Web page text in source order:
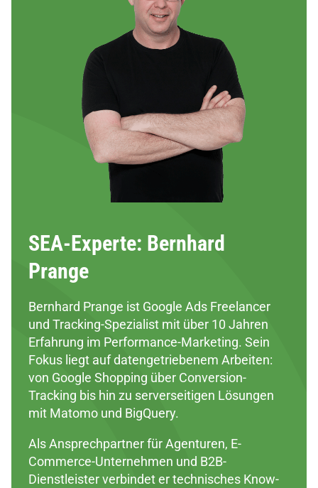
SEA-Experte: Bernhard
Prange
Bernhard Prange ist Google Ads Freelancer
und Tracking-Spezialist mit über 10 Jahren
Erfahrung im Performance-Marketing. Sein
Fokus liegt auf datengetriebenem Arbeiten:
von Google Shopping über Conversion-
Tracking bis hin zu serverseitigen Lösungen
mit Matomo und BigQuery.
Als Ansprechpartner für Agenturen, E-
Commerce-Unternehmen und B2B-
Dienstleister verbindet er technisches Know-